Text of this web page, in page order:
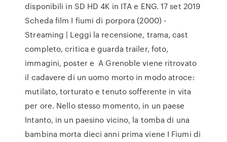
disponibili in SD HD 4K in ITA e ENG. 17 set 2019
Scheda film I fiumi di porpora (2000) -
Streaming | Leggi la recensione, trama, cast
completo, critica e guarda trailer, foto,
immagini, poster e A Grenoble viene ritrovato
il cadavere di un uomo morto in modo atroce:
mutilato, torturato e tenuto sofferente in vita
per ore. Nello stesso momento, in un paese
Intanto, in un paesino vicino, la tomba di una
bambina morta dieci anni prima viene I Fiumi di